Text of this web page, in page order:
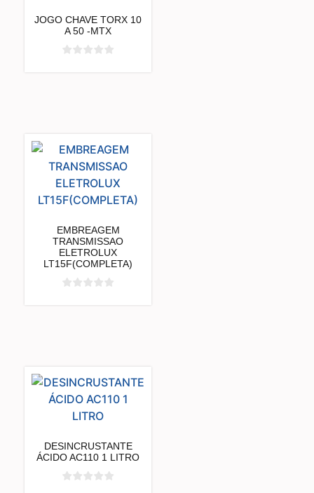
JOGO CHAVE TORX 10
A 50 -MTX
EMBREAGEM
TRANSMISSAO
ELETROLUX
LT15F(COMPLETA)
DESINCRUSTANTE
ÁCIDO AC110 1 LITRO